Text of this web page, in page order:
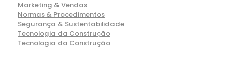
Marketing & Vendas
Normas & Procedimentos
Segurança & Sustentabilidade
Tecnologia da Construção
Tecnologia da Construção